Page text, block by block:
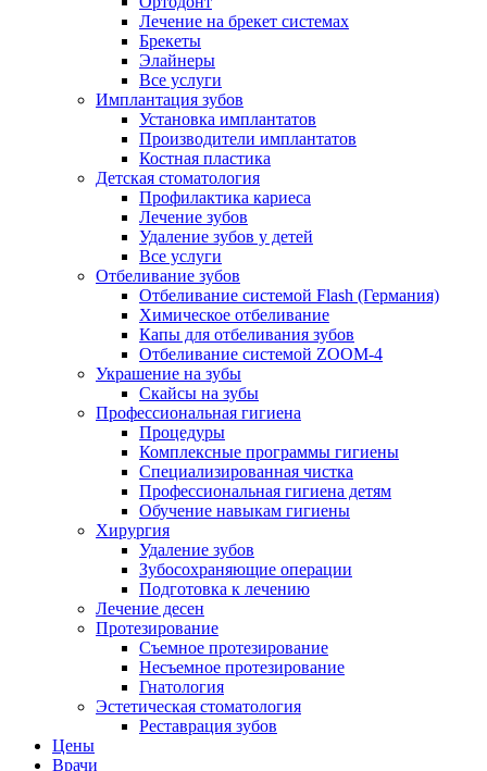
Лечение на брекет системах
Брекеты
Элайнеры
Все услуги
Имплантация зубов
Установка имплантатов
Производители имплантатов
Костная пластика
Детская стоматология
Профилактика кариеса
Лечение зубов
Удаление зубов у детей
Все услуги
Отбеливание зубов
Отбеливание системой Flash (Германия)
Химическое отбеливание
Капы для отбеливания зубов
Отбеливание системой ZOOM-4
Украшение на зубы
Скайсы на зубы
Профессиональная гигиена
Процедуры
Комплексные программы гигиены
Специализированная чистка
Профессиональная гигиена детям
Обучение навыкам гигиены
Хирургия
Удаление зубов
Зубосохраняющие операции
Подготовка к лечению
Лечение десен
Протезирование
Съемное протезирование
Несъемное протезирование
Гнатология
Эстетическая стоматология
Реставрация зубов
Цены
Врачи